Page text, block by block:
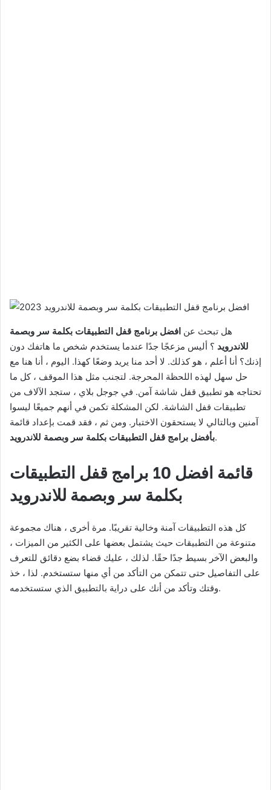
هل تبحث عن افضل برنامج قفل التطبيقات بكلمة سر وبصمة
للاندرويد ؟ أليس مزعجًا جدًا عندما يستخدم شخص ما هاتفك دون
إذنك؟ أنا أعلم ، هو كذلك. لا أحد منا يريد وضعًا كهذا. اليوم ، أنا هنا مع
حل سهل لهذه اللحظة المحرجة. لتجنب مثل هذا الموقف ، كل ما
تحتاجه هو تطبيق قفل شاشة آمن. في جوجل بلاي ، ستجد الآلاف من
تطبيقات قفل الشاشة. لكن المشكلة تكمن في أنهم جميعًا ليسوا
آمنين وبالتالي لا يستحقون الاختبار. ومن ثم ، فقد قمت بإعداد قائمة
بأفضل برامج قفل التطبيقات بكلمة سر وبصمة للاندرويد.
قائمة افضل 10 برامج قفل التطبيقات
بكلمة سر وبصمة للاندرويد
كل هذه التطبيقات آمنة وخالية تقريبًا. مرة أخرى ، هناك مجموعة
متنوعة من التطبيقات حيث يشتمل بعضها على الكثير من الميزات ،
والبعض الآخر بسيط جدًا حقًا. لذلك ، عليك قضاء بضع دقائق للتعرف
على التفاصيل حتى تتمكن من التأكد من أي منها ستستخدم. لذا ، خذ
وقتك وتأكد من أنك على دراية بالتطبيق الذي ستستخدمه.